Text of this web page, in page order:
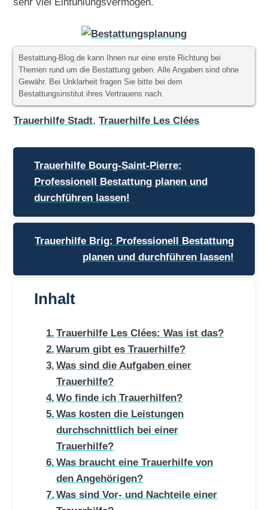
Bestattung-Blog.de kann Ihnen nur eine erste Richtung bei
Themen rund um die Bestattung geben. Alle Angaben sind ohne
Gewähr. Bei Unklarheit fragen Sie bitte bei dem
Bestattungsinstitut ihres Vertrauens nach.
Trauerhilfe Stadt,Trauerhilfe Les Clées
Beitragsnavigation
Trauerhilfe Bourg-Saint-Pierre:
Professionell Bestattung planen und
durchführen lassen!
Trauerhilfe Brig: Professionell Bestattung
planen und durchführen lassen!
Inhalt
Trauerhilfe Les Clées: Was ist das?
Warum gibt es Trauerhilfe?
Was sind die Aufgaben einer
Trauerhilfe?
Wo finde ich Trauerhilfen?
Was kosten die Leistungen
durchschnittlich bei einer
Trauerhilfe?
Was braucht eine Trauerhilfe von
den Angehörigen?
Was sind Vor- und Nachteile einer